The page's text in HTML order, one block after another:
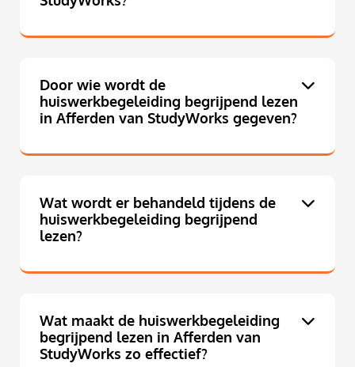
Door wie wordt de
huiswerkbegeleiding begrijpend lezen
in Afferden van StudyWorks gegeven?
Wat wordt er behandeld tijdens de
huiswerkbegeleiding begrijpend
lezen?
Wat maakt de huiswerkbegeleiding
begrijpend lezen in Afferden van
StudyWorks zo effectief?